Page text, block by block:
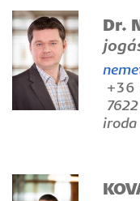
Dr.
+36
iroda